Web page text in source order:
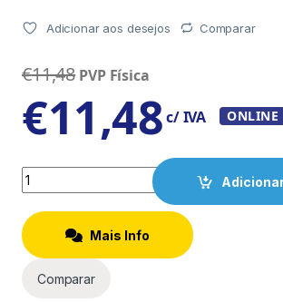
Adicionar aos desejos Comparar
€11,48 PVP Física
€11,48c/ IVA ONLINE
Quantity
Mais Info
Comparar